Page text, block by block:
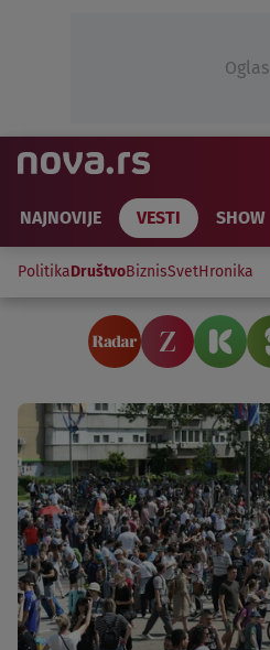
Oglas
NAJNOVIJE VESTI SHOW
PolitikaDruštvoBiznisSvetHronika